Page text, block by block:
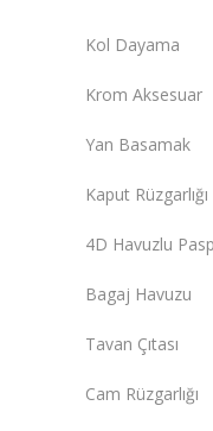
Kol Dayama
Krom Aksesuar
Yan Basamak
Kaput Rüzgarlığı
4D Havuzlu
Bagaj Havuzu
Tavan Çıtası
Cam Rüzgarlığı